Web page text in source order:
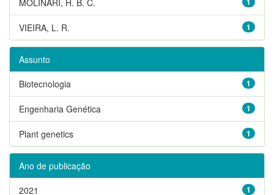
1
VIEIRA, L. R.
Assunto
1
Biotecnologia
1
Engenharia Genética
1
Plant genetics
Ano de publicação
1
2021